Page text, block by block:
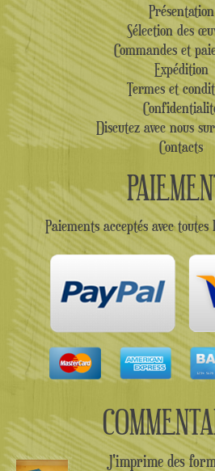
Présentation
Sélection des
Commandes et
Expédition
Termes et
Discutez avec nous
Contacts
Paiements acceptés avec
J'imprime des